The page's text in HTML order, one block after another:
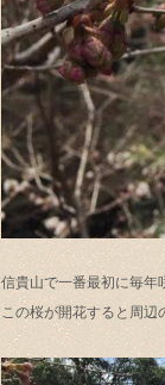
信貴山で一番最初に毎
この桜が開花すると周辺